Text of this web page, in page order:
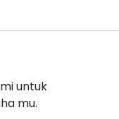
untuk
mu.